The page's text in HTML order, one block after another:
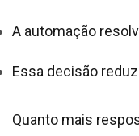
A automação
Essa decisão
Quanto mais